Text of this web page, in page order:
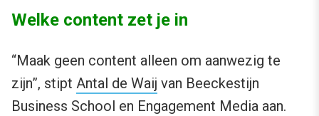
Welke content zet je in
“Maak geen content alleen om aanwezig te
zijn”, stipt Antal de Waij van Beeckestijn
Business School en Engagement Media aan.